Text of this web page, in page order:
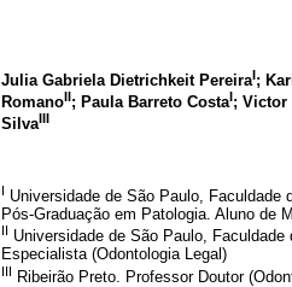
Julia Gabriela Dietrichkeit PereiraI;
RomanoII; Paula Barreto CostaI; Victor
SilvaIII
I Universidade de São Paulo, Faculdade
Pós-Graduação em Patologia. Aluno de
II Universidade de São Paulo,
Especialista (Odontologia Legal)
III Ribeirão Preto. Professor Doutor